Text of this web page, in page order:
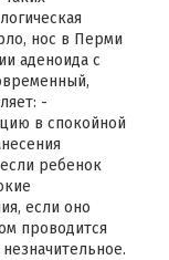
нос в Перми
аденоида с
-
в спокойной
ребенок
если оно
проводится